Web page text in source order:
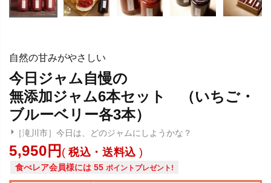
自然の甘みがやさしい
今日ジャム自慢の
無添加ジャム6本セット （いちご・
ブルーベリー各3本）
［滝川市］今日は、どのジャムにしようかな？
5,950 税込・送料込
食べレア会員様には 55 ポイントプレゼント!